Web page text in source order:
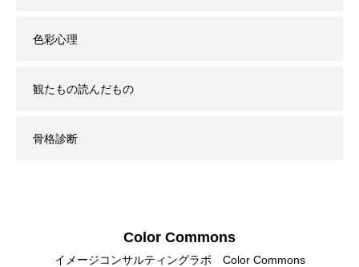
色彩心理
観たもの読んだもの
骨格診断
Color Commons
イメージコンサルティングラボ Color Commons